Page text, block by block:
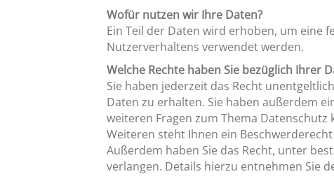
Wofür nutzen wir Ihre Daten?
Ein Teil der Daten wird erhoben, um eine
Nutzerverhaltens verwendet werden.
Welche Rechte haben Sie bezüglich Ihrer
Sie haben jederzeit das Recht
Daten zu erhalten. Sie haben außerdem
weiteren Fragen zum Thema
Weiteren steht Ihnen ein
Außerdem haben Sie das Recht, unter
verlangen. Details hierzu entnehmen Sie